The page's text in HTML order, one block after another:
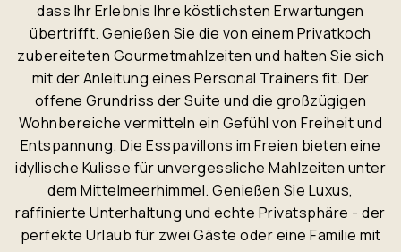
dass Ihr Erlebnis Ihre köstlichsten Erwartungen
übertrifft. Genießen Sie die von einem Privatkoch
zubereiteten Gourmetmahlzeiten und halten Sie sich
mit der Anleitung eines Personal Trainers fit. Der
offene Grundriss der Suite und die großzügigen
Wohnbereiche vermitteln ein Gefühl von Freiheit und
Entspannung. Die Esspavillons im Freien bieten eine
idyllische Kulisse für unvergessliche Mahlzeiten unter
dem Mittelmeerhimmel. Genießen Sie Luxus,
raffinierte Unterhaltung und echte Privatsphäre - der
perfekte Urlaub für zwei Gäste oder eine Familie mit